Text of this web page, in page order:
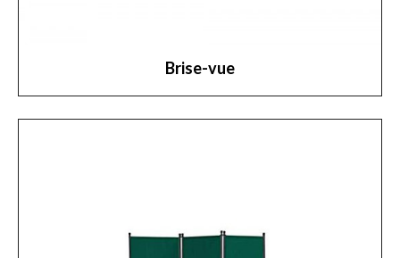
Brise-vue